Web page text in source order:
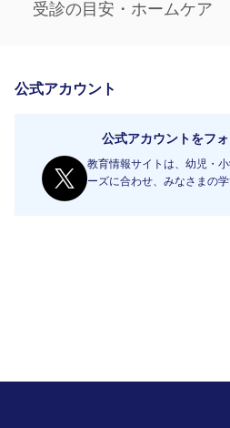
受診の目安・ホームケア
公式アカウント
公式アカウントをフ
教育情報サイトは、幼児・
ーズに合わせ、みなさまの